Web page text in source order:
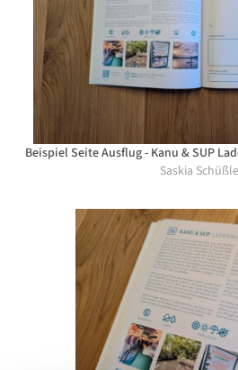
Beispiel Seite Ausflug - Kanu & SUP
Saskia